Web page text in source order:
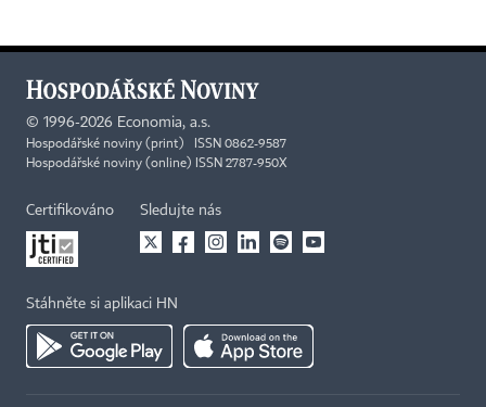
© 1996-2026 Economia, a.s.
Hospodářské noviny (print) ISSN 0862-9587
Hospodářské noviny (online) ISSN 2787-950X
Certifikováno Sledujte nás
Stáhněte si aplikaci HN